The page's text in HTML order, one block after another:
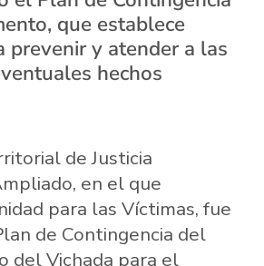
que establece
prevenir y atender a las
hechos
de Justicia
en el que
para las Víctimas, fue
de Contingencia del
del Vichada para el